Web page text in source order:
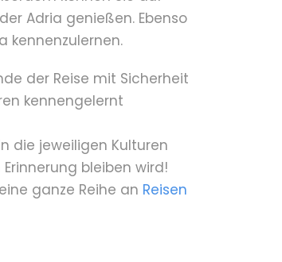
Adria genießen. Ebenso
kennenzulernen.
der Reise mit Sicherheit
kennengelernt
die jeweiligen Kulturen
bleiben wird!
ganze Reihe an Reisen